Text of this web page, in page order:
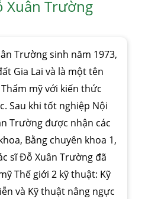
Xuân Trường
Trường sinh năm 1973,
Gia Lai và là một tên
mỹ với kiến thức
Sau khi tốt nghiệp Nội
Trường được nhận các
Bằng chuyên khoa 1,
sĩ Đỗ Xuân Trường đã
Thế giới 2 kỹ thuật: Kỹ
và Kỹ thuật nâng ngực